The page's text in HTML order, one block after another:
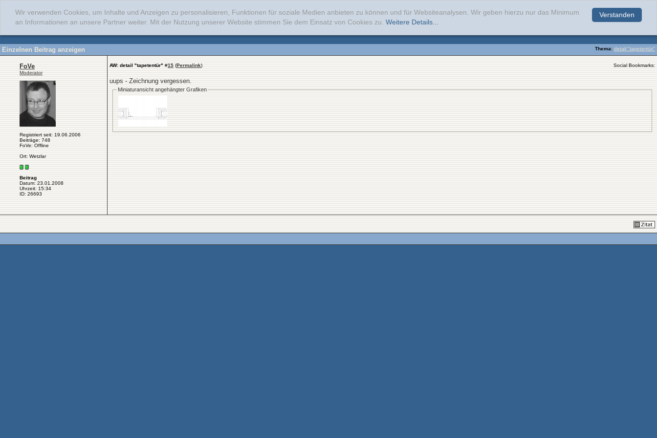
Verstanden
Wir verwenden Cookies, um Inhalte und Anzeigen zu personalisieren, Funktionen für soziale Medien anbieten zu können und für Websiteanalysen. Wir geben hierzu nur das Minimum
an Informationen an unsere Partner weiter. Mit der Nutzung unserer Website stimmen Sie dem Einsatz von Cookies zu. Weitere Details...
Thema: detail "tapetentür"
Einzelnen Beitrag anzeigen
FoVe
Moderator
Registriert seit: 19.06.2006
Beiträge: 748
FoVe: Offline
Ort: Wetzlar
Beitrag
Datum: 23.01.2008
Uhrzeit: 15:34
ID: 26693
AW: detail "tapetentür" #15 (Permalink) Social Bookmarks:
uups - Zeichnung vergessen.
Miniaturansicht angehängter Grafiken